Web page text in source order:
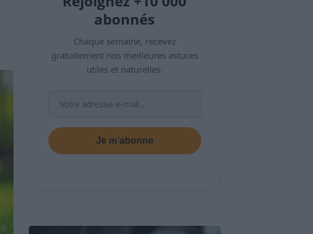
abonnés
Chaque semaine, recevez
gratuitement nos meilleures astuces
utiles et naturelles.
Je m’abonne